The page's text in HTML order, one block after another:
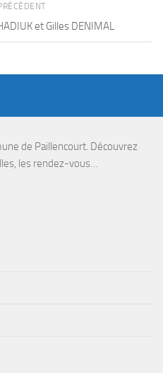
et Gilles DENIMAL
de Paillencourt. Découvrez
les rendez-vous…